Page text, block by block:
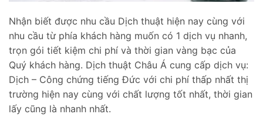
Nhận biết được nhu cầu Dịch thuật hiện nay cùng với
nhu cầu từ phía khách hàng muốn có 1 dịch vụ nhanh,
trọn gói tiết kiệm chi phí và thời gian vàng bạc của
Quý khách hàng. Dịch thuật Châu Á cung cấp dịch vụ:
Dịch – Công chứng tiếng Đức với chi phí thấp nhất thị
trường hiện nay cùng với chất lượng tốt nhất, thời gian
lấy cũng là nhanh nhất.